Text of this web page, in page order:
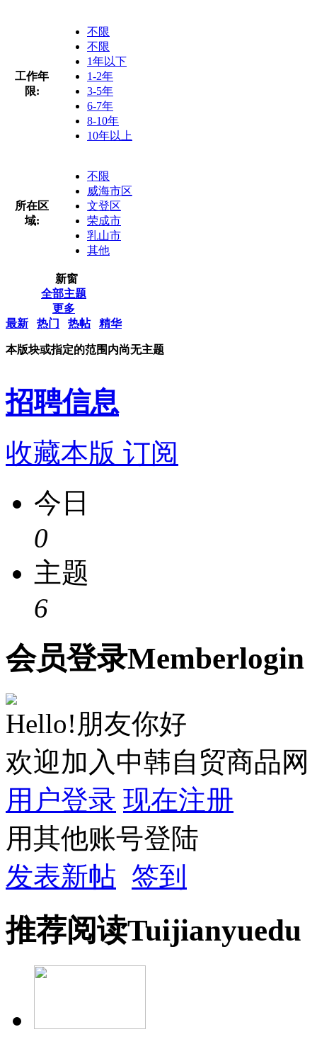
工作年
限:
不限
不限
1年以下
1-2年
3-5年
6-7年
8-10年
10年以上
所在区
域:
不限
威海市区
文登区
荣成市
乳山市
其他
新窗
全部主题
更多
最新
热门 热帖 精华
本版块或指定的范围内尚无主题
招聘信息
收藏本版 订阅
今日
0
主题
6
会员登录Memberlogin
Hello!朋友你好
欢迎加入中韩自贸商品网
用户登录 现在注册
用其他账号登陆
发表新帖 签到
推荐阅读Tuijianyuedu